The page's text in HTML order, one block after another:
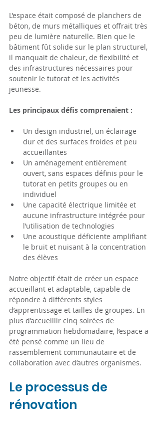
L’espace était composé de planchers de
béton, de murs métalliques et offrait très
peu de lumière naturelle. Bien que le
bâtiment fût solide sur le plan structurel,
il manquait de chaleur, de flexibilité et
des infrastructures nécessaires pour
soutenir le tutorat et les activités
jeunesse.
Les principaux défis comprenaient :
Un design industriel, un éclairage
dur et des surfaces froides et peu
accueillantes
Un aménagement entièrement
ouvert, sans espaces définis pour le
tutorat en petits groupes ou en
individuel
Une capacité électrique limitée et
aucune infrastructure intégrée pour
l’utilisation de technologies
Une acoustique déficiente amplifiant
le bruit et nuisant à la concentration
des élèves
Notre objectif était de créer un espace
accueillant et adaptable, capable de
répondre à différents styles
d’apprentissage et tailles de groupes. En
plus d’accueillir cinq soirées de
programmation hebdomadaire, l’espace a
été pensé comme un lieu de
rassemblement communautaire et de
collaboration avec d’autres organismes.
Le processus de
rénovation